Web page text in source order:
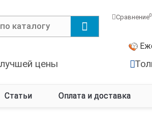
Сравнение0
цены
Статьи Оплата и доставка